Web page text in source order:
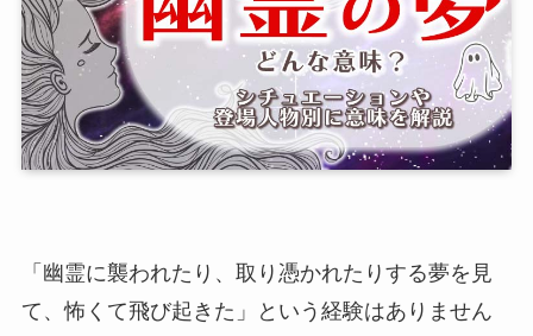
「幽霊に襲われたり、取り憑かれたりする夢を見
て、怖くて飛び起きた」という経験はありません